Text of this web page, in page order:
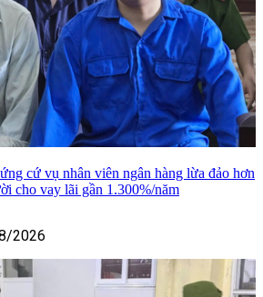
cứ vụ nhân viên ngân hàng lừa đảo hơn
cho vay lãi gần 1.300%/năm
2026